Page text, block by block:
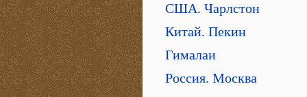
США. Чарлстон
Китай. Пекин
Гималаи
Россия. Москва